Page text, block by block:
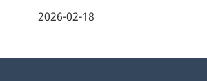
2026-02-18